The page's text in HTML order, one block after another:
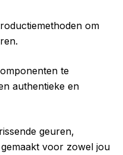
om
te
authentieke en
geuren,
voor zowel jou